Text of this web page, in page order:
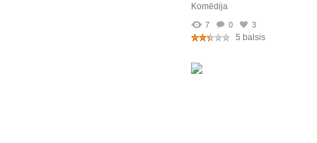
Komēdija
7 0 3
5 balsis